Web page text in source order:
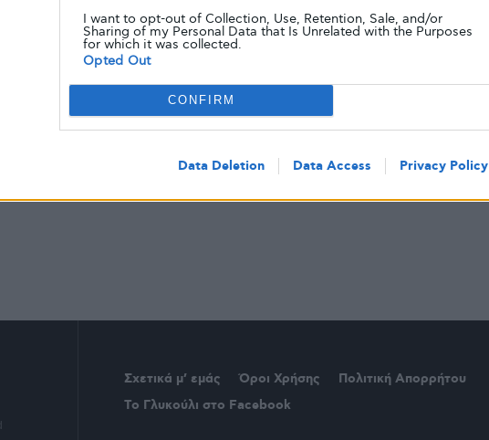
I want to opt-out of Collection, Use, Retention, Sale, and/or
Sharing of my Personal Data that Is Unrelated with the Purposes
for which it was collected.
Opted Out
CONFIRM
Data Deletion Data Access Privacy Policy
ΑΠΌ GLYKOULI
Σχετικά μ’ εμάς Όροι Χρήσης
Πολιτική Απορρήτου
Το Γλυκούλι στο Facebook